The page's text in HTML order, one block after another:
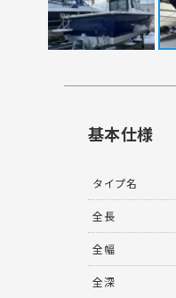
基本仕様
タイプ名
全長
全幅
全深